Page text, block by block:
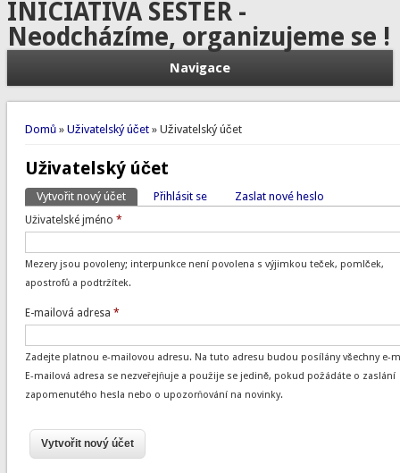
INICIATIVA SESTER -
Neodcházíme, organizujeme se !
Navigace
Jste zde
Domů» Uživatelský účet» Uživatelský účet
Uživatelský účet
Hlavní záložky
Vytvořit nový účet(aktivní záložka)
Přihlásit se Zaslat nové heslo
Uživatelské jméno *
Mezery jsou povoleny; interpunkce není povolena s výjimkou teček, pomlček,
apostrofů a podtržítek.
E-mailová adresa *
Zadejte platnou e-mailovou adresu. Na tuto adresu budou posílány všechny e-
E-mailová adresa se nezveřejňuje a použije se jedině, pokud požádáte o zaslání
zapomenutého hesla nebo o upozorňování na novinky.